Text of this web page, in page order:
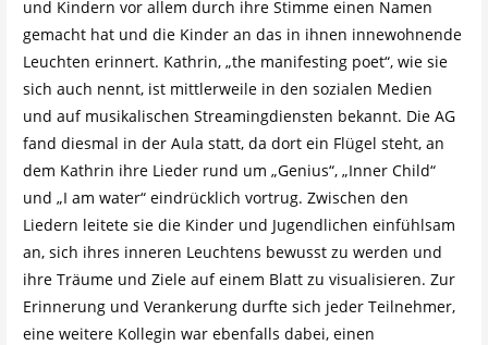
und Kindern vor allem durch ihre Stimme einen Namen
gemacht hat und die Kinder an das in ihnen innewohnende
Leuchten erinnert. Kathrin, „the manifesting poet“, wie sie
sich auch nennt, ist mittlerweile in den sozialen Medien
und auf musikalischen Streamingdiensten bekannt. Die AG
fand diesmal in der Aula statt, da dort ein Flügel steht, an
dem Kathrin ihre Lieder rund um „Genius“, „Inner Child“
und „I am water“ eindrücklich vortrug. Zwischen den
Liedern leitete sie die Kinder und Jugendlichen einfühlsam
an, sich ihres inneren Leuchtens bewusst zu werden und
ihre Träume und Ziele auf einem Blatt zu visualisieren. Zur
Erinnerung und Verankerung durfte sich jeder Teilnehmer,
eine weitere Kollegin war ebenfalls dabei, einen